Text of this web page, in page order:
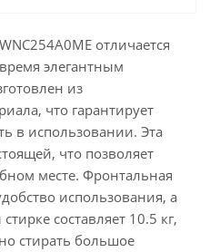
отличается
элегантным
из
что гарантирует
в использовании. Эта
что позволяет
месте. Фронтальная
использования, а
составляет 10.5 кг,
стирать большое